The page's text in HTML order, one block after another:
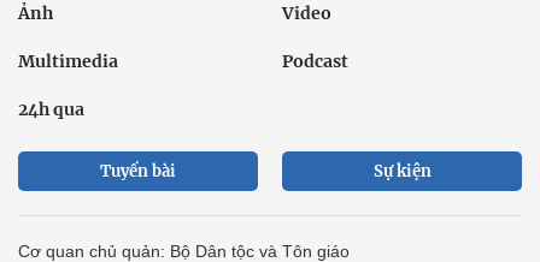
Ảnh Video
Multimedia Podcast
24h qua
Tuyến bài Sự kiện
Cơ quan chủ quản: Bộ Dân tộc và Tôn giáo